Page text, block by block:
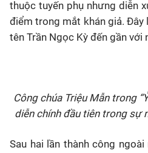
thuộc tuyến phụ nhưng diễn
điểm trong mắt khán giả. Đây
tên Trần Ngọc Kỳ đến gần với
Công chúa Triệu Mẫn trong
diễn chính đầu tiên trong sự
Sau hai lần thành công